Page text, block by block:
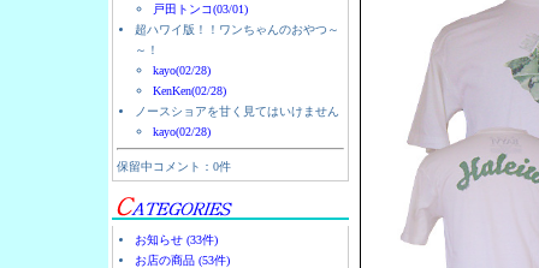
戸田トンコ(03/01)
超ハワイ版！！ワンちゃんのおやつ～
～！
kayo(02/28)
KenKen(02/28)
ノースショアを甘く見てはいけません
kayo(02/28)
保留中コメント：0件
お知らせ (33件)
お店の商品 (53件)